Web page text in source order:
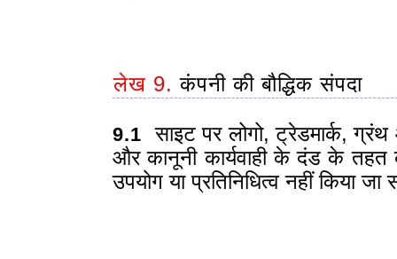
लेख 9. कंपनी की बौद्धिक संपदा
9.1 साइट पर लोगो, ट्रेडमार्क,
और कानूनी कार्यवाही के दंड के तहत
उपयोग या प्रतिनिधित्व नहीं किया